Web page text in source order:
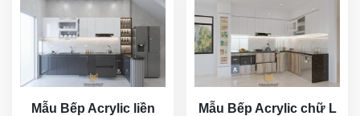
Mẫu Bếp Acrylic liền
Mẫu Bếp Acrylic chữ L